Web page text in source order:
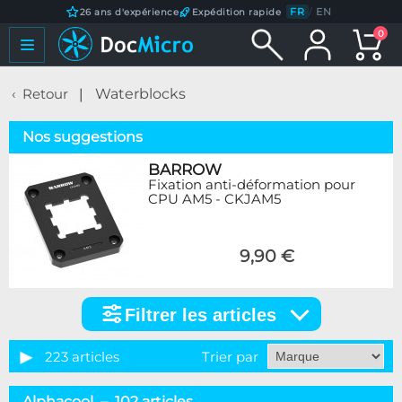
26 ans d'expérience Expédition rapide FR / EN
0
Retour Waterblocks
Nos suggestions
BARROW
Fixation anti-déformation pour
CPU AM5 - CKJAM5
9,90 €
articles
Catégorie
Filtrer les articles
223 articles Trier par